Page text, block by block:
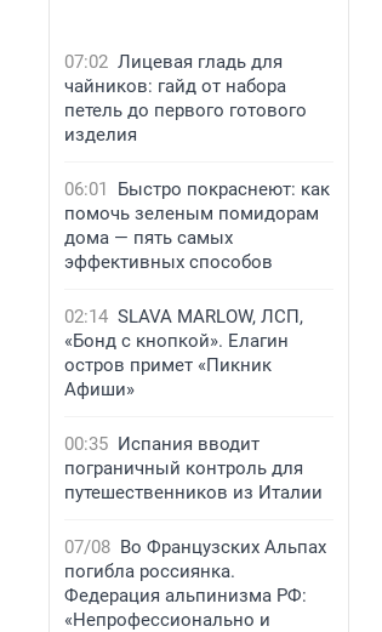
07:02 Лицевая гладь для
чайников: гайд от набора
петель до первого готового
изделия
06:01
Быстро покраснеют: как
помочь зеленым помидорам
дома — пять самых
эффективных способов
02:14 SLAVA MARLOW, ЛСП,
«Бонд с кнопкой». Елагин
остров примет «Пикник
Афиши»
00:35 Испания вводит
пограничный контроль для
путешественников из Италии
07/08 Во Французских Альпах
погибла россиянка.
Федерация альпинизма РФ:
«Непрофессионально и